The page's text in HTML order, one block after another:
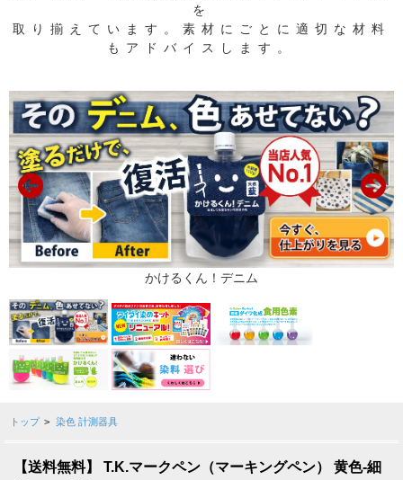
トップ > 染色 計測器具
【送料無料】 T.K.マークペン（マーキングペン） 黄色-細